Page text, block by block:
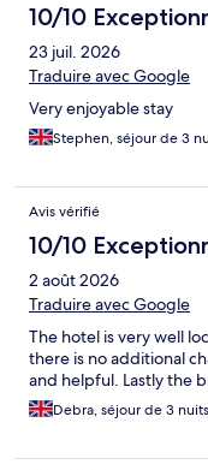
10/10
23 juil. 2026
Traduire avec Google
Very enjoyable stay
Stephen, séjour de 3
Avis vérifié
10/10
2 août 2026
Traduire avec Google
The hotel is very well
there is no additional
and helpful. Lastly the
Debra, séjour de 3 nuits